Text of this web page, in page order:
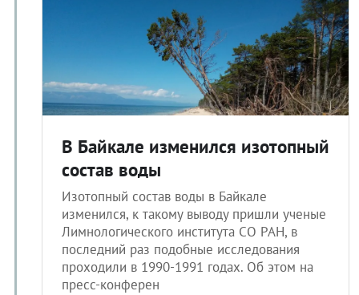
В Байкале изменился изотопный
состав воды
Изотопный состав воды в Байкале
изменился, к такому выводу пришли ученые
Лимнологического института СО РАН, в
последний раз подобные исследования
проходили в 1990-1991 годах. Об этом на
пресс-конферен